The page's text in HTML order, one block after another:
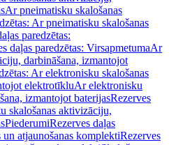
Ar pneimatisku skalošanas
Ar pneimatisku skalošanas
paredzētas:
daļas paredzētas: VirsapmetumaAr
darbināšana, izmantojot
Ar elektronisku skalošanas
elektrotīkluAr elektronisku
izmantojot baterijasRezerves
skalošanas aktivizāciju,
PiederumiRezerves daļas
un atjaunošanas komplektiRezerves